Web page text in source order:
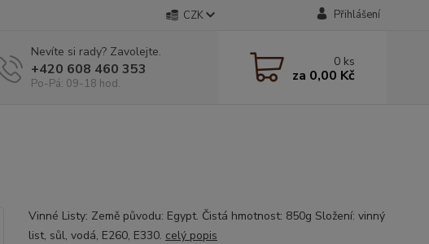
CZK Přihlášení
Nevíte si rady? Zavolejte.
+420 608 460 353
Po-Pá: 09-18 hod.
0 ks
za 0,00 Kč
Vinné Listy: Země původu: Egypt. Čistá hmotnost: 850g Složení: vinný
list, sůl, vodá, E260, E330. celý popis